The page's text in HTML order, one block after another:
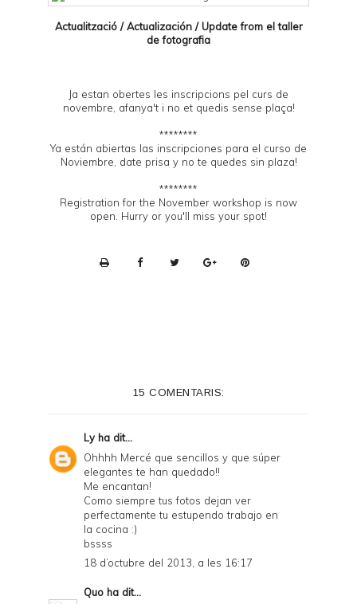
Actualització / Actualización / Update from eltaller
de fotografia
Ja estan obertes les inscripcions pel curs de
novembre, afanya't i no et quedis sense plaça!
********
Ya están abiertas las inscripciones para el curso de
Noviembre, date prisa y no te quedes sin plaza!
********
Registration for the November workshop is now
open. Hurry or you'll miss your spot!
i
e
n
l
y
15 COMENTARIS:
Lyha dit...
Ohhhh Mercé que sencillos y que súper
elegantes te han quedado!!
Me encantan!
Como siempre tus fotos dejan ver
perfectamente tu estupendo trabajo en
la cocina :)
bssss
18 d’octubre del 2013, a les 16:17
Quo ha dit...